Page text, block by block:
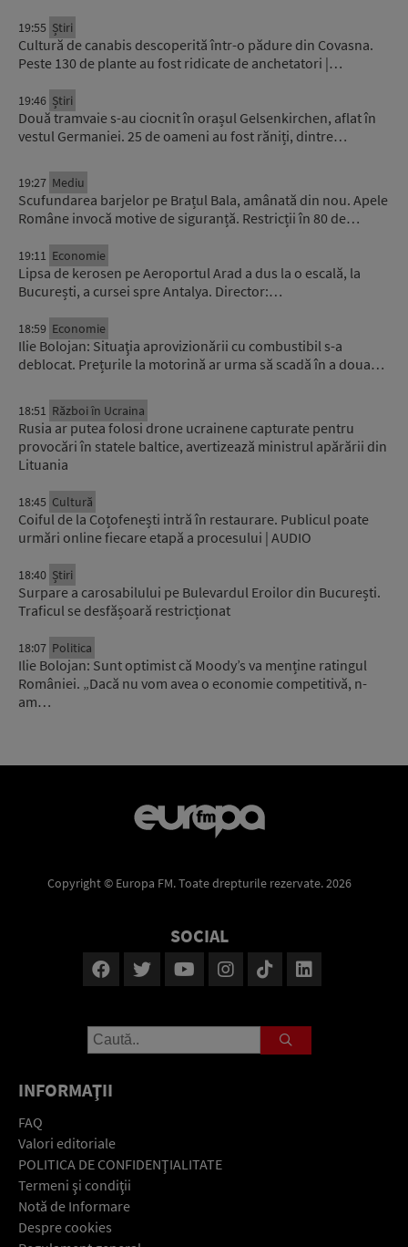
19:55 Știri
Cultură de canabis descoperită într-o pădure din Covasna.
Peste 130 de plante au fost ridicate de anchetatori |…
19:46 Știri
Două tramvaie s-au ciocnit în orașul Gelsenkirchen, aflat în
vestul Germaniei. 25 de oameni au fost răniți, dintre…
19:27 Mediu
Scufundarea barjelor pe Brațul Bala, amânată din nou. Apele
Române invocă motive de siguranță. Restricții în 80 de…
19:11 Economie
Lipsa de kerosen pe Aeroportul Arad a dus la o escală, la
București, a cursei spre Antalya. Director:…
18:59 Economie
Ilie Bolojan: Situaţia aprovizionării cu combustibil s-a
deblocat. Prețurile la motorină ar urma să scadă în a doua…
18:51 Război în Ucraina
Rusia ar putea folosi drone ucrainene capturate pentru
provocări în statele baltice, avertizează ministrul apărării din
Lituania
18:45 Cultură
Coiful de la Coțofenești intră în restaurare. Publicul poate
urmări online fiecare etapă a procesului | AUDIO
18:40 Știri
Surpare a carosabilului pe Bulevardul Eroilor din București.
Traficul se desfășoară restricționat
18:07 Politica
Ilie Bolojan: Sunt optimist că Moody’s va menține ratingul
României. „Dacă nu vom avea o economie competitivă, n-
am…
Copyright © Europa FM. Toate drepturile rezervate. 2026
SOCIAL
INFORMAŢII
FAQ
Valori editoriale
POLITICA DE CONFIDENŢIALITATE
Termeni şi condiţii
Notă de Informare
Despre cookies